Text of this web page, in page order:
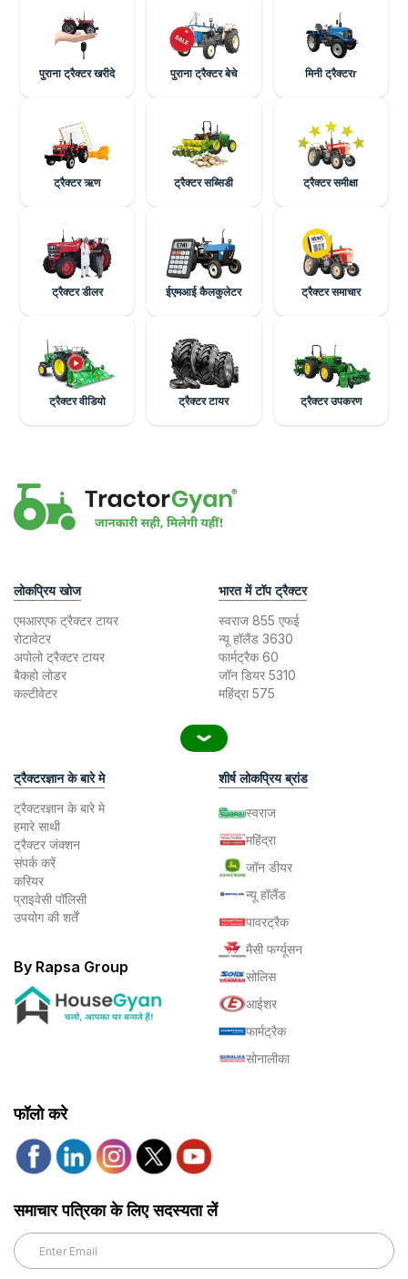
पुराना ट्रैक्टर खरीदे पुराना ट्रैक्टर बेचे मिनी ट्रैक्टरr
ट्रैक्टर ऋण ट्रैक्टर सब्सिडी ट्रैक्टर समीक्षा
ट्रैक्टर डीलर ईएमआई कैलकुलेटर ट्रैक्टर समाचार
ट्रैक्टर वीडियो ट्रैक्टर टायर ट्रैक्टर उपकरण
लोकप्रिय खोज
एमआरएफ ट्रैक्टर टायर
रोटावेटर
अपोलो ट्रैक्टर टायर
बैकहो लोडर
कल्टीवेटर
भारत में टॉप ट्रैक्टर
स्वराज 855 एफई
न्यू हॉलैंड 3630
फार्मट्रैक 60
जॉन डियर 5310
महिंद्रा 575
ट्रैक्टरज्ञान के बारे मे
ट्रैक्टरज्ञान के बारे मे
हमारे साथी
ट्रैक्टर जंक्शन
संपर्क करें
करियर
प्राइवेसी पॉलिसी
उपयोग की शर्तें
By Rapsa Group
शीर्ष लोकप्रिय ब्रांड
स्वराज
महिंद्रा
जॉन डीयर
न्यू हॉलैंड
पावरट्रैक
मैसी फर्ग्यूसन
सोलिस
आईशर
फार्मट्रैक
सोनालीका
फॉलो करे
समाचार पत्रिका के लिए सदस्यता लें